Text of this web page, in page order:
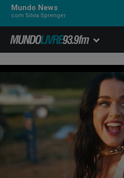
Mundo News
com Silvia Sprenger